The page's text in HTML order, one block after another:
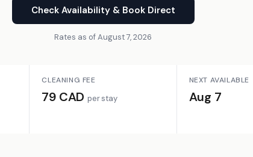
Check Availability & Book Direct
Rates as of August 7, 2026
CLEANING FEE
79 CAD per stay
NEXT AVAILABLE
Aug 7